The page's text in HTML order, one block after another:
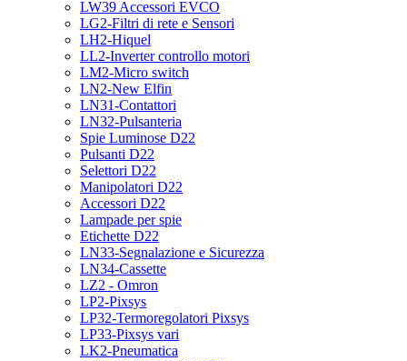
LW39 Accessori EVCO
LG2-Filtri di rete e Sensori
LH2-Hiquel
LL2-Inverter controllo motori
LM2-Micro switch
LN2-New Elfin
LN31-Contattori
LN32-Pulsanteria
Spie Luminose D22
Pulsanti D22
Selettori D22
Manipolatori D22
Accessori D22
Lampade per spie
Etichette D22
LN33-Segnalazione e Sicurezza
LN34-Cassette
LZ2 - Omron
LP2-Pixsys
LP32-Termoregolatori Pixsys
LP33-Pixsys vari
LK2-Pneumatica